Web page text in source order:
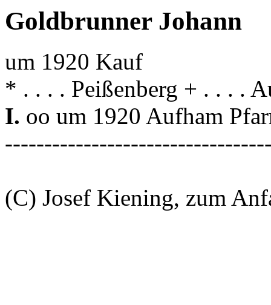
Goldbrunner Johann
um 1920 Kauf
* . . . . Peißenberg + . . . .
I. oo um 1920 Aufham
(C) Josef Kiening, zum